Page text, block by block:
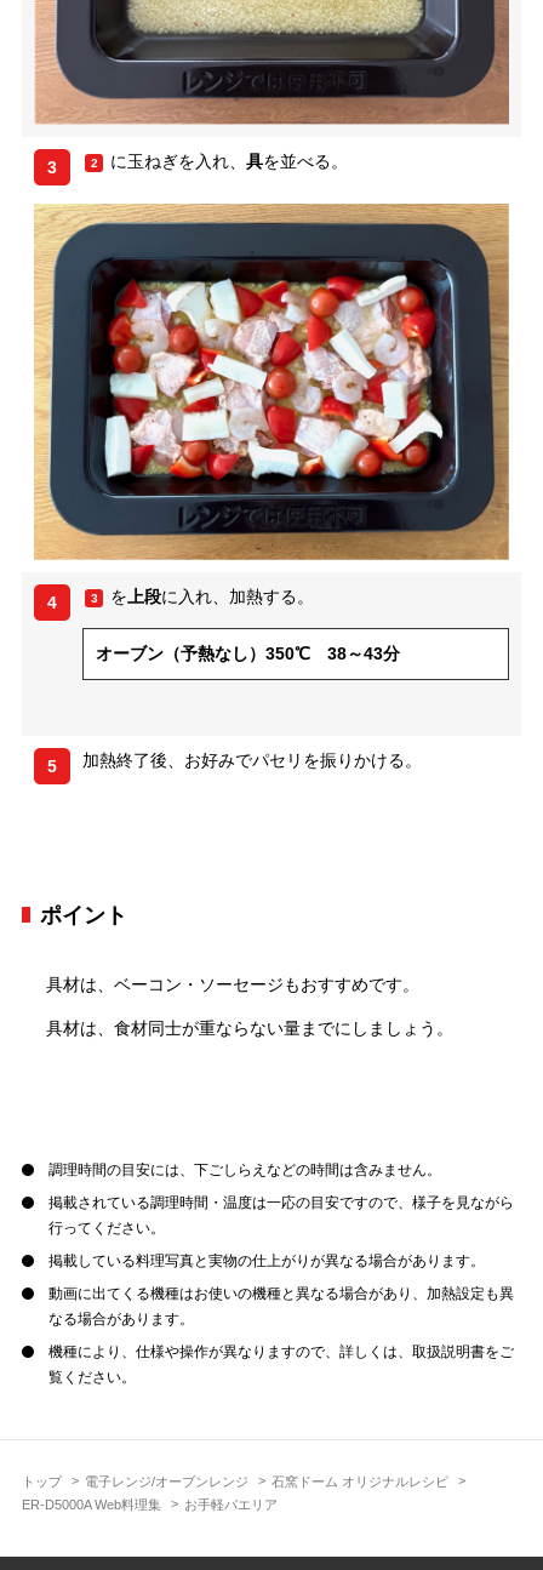
トップ 電子レンジ/オーブンレンジ
石窯ドーム オリジナルレシピ
ER-D5000A Web料理集
お手軽パエリア
3 2 に玉ねぎを入れ、 具を並べる。
4 3 を 上段に入れ、加熱する。
オーブン（予熱なし）350℃ 38～43分
5 加熱終了後、お好みでパセリを振りかける。
ポイント
具材は、ベーコン・ソーセージもおすすめです。
具材は、食材同士が重ならない量までにしましょう。
調理時間の目安には、下ごしらえなどの時間は含みません。
掲載されている調理時間・温度は一応の目安ですので、様子を見ながら
行ってください。
掲載している料理写真と実物の仕上がりが異なる場合があります。
動画に出てくる機種はお使いの機種と異なる場合があり、加熱設定も異
なる場合があります。
機種により、仕様や操作が異なりますので、詳しくは、取扱説明書をご
覧ください。